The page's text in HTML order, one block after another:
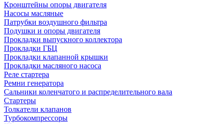
Кронштейны опоры двигателя
Насосы масляные
Патрубки воздушного фильтра
Подушки и опоры двигателя
Прокладки выпускного коллектора
Прокладки ГБЦ
Прокладки клапанной крышки
Прокладки масляного насоса
Реле стартера
Ремни генератора
Сальники коленчатого и распределительного вала
Стартеры
Толкатели клапанов
Турбокомпрессоры